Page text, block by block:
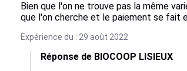
Bien que l'on ne trouve pas la même
que l'on cherche et le paiement se fait
Expérience du : 29 août 2022
Réponse de BIOCOOP LISIEUX